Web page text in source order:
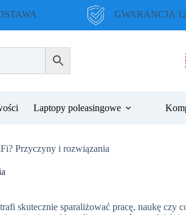
GWARANCJA
Laptopy poleasingowe
Przyczyny i rozwiązania
skutecznie sparaliżować pracę, naukę czy